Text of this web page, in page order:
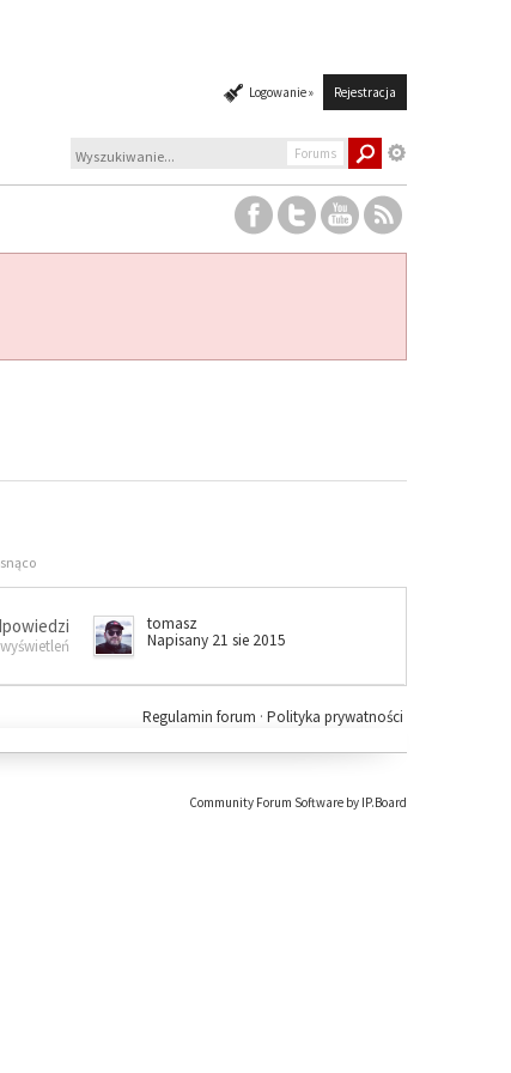
Logowanie » Rejestracja
Forums
tomasz
Napisany 21 sie 2015
Polityka prywatności
Regulamin forum ·
Community Forum Software by IP.Board